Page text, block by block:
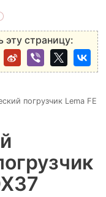
эту страницу:
погрузчик Lema FE